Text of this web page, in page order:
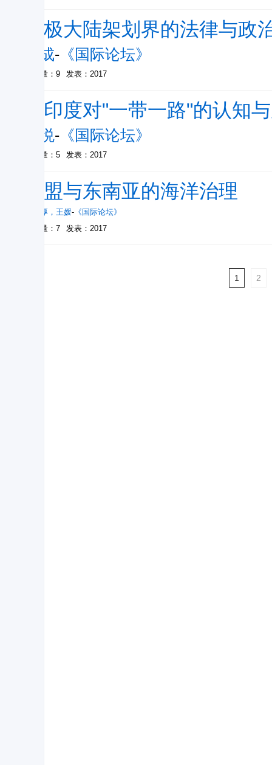
北极大陆架划界的法律与政
章成- 《国际论坛》
被引量：9 发表：2017
从印度对"一带一路"的认知
毛悦- 《国际论坛》
被引量：5 发表：2017
东盟与东南亚的海洋治理
王光厚 ， 王媛- 《国际论坛》
被引量：7
发表：2017
1 2